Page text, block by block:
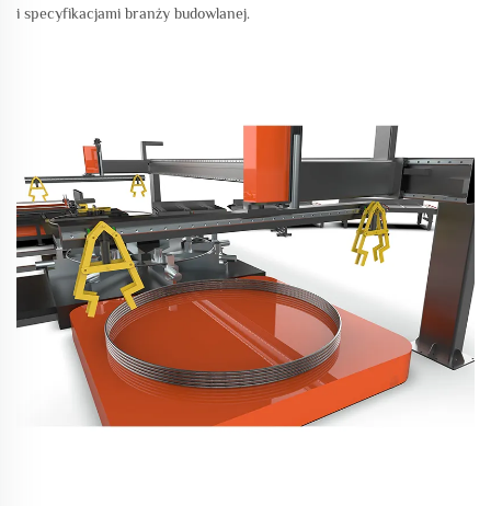
i specyfikacjami branży budowlanej.